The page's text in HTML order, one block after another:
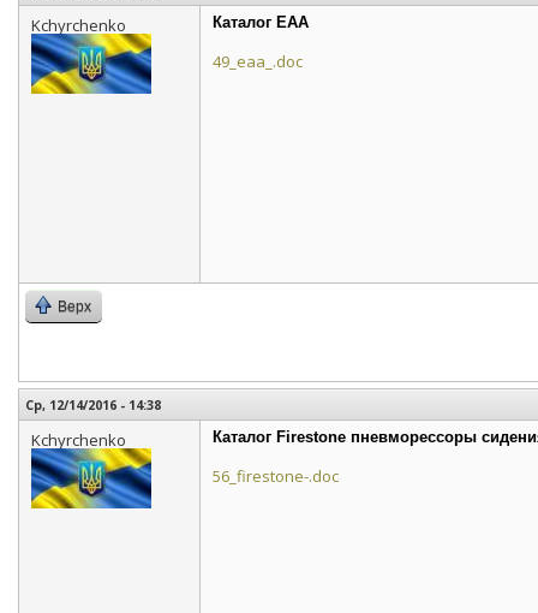
Kchyrchenko Каталог EAA
49_eaa_.doc
Верх
Ср, 12/14/2016 - 14:38
Kchyrchenko Каталог Firestone пневморессоры
56_firestone-.doc